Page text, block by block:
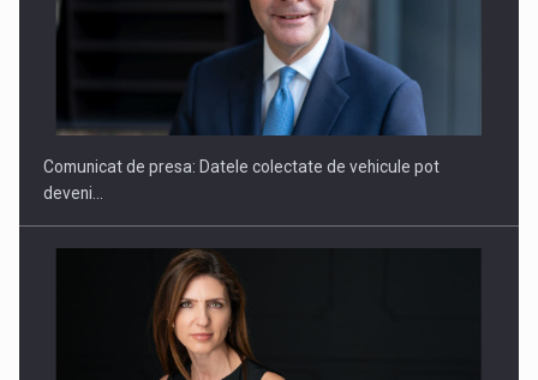
SAPTE PERSONALITATI DIN MEDIUL DE AFACERI, ACADEMIC
Comunicat de presa: Datele colectate de vehicule pot
deveni…